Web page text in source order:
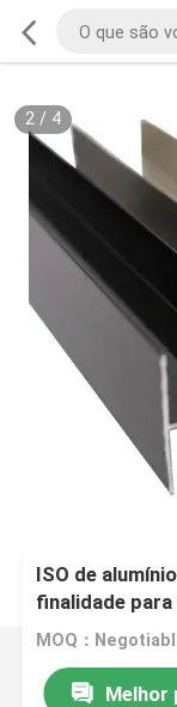
2/ 4
ISO de
finalidade
MOQ：
Melhor